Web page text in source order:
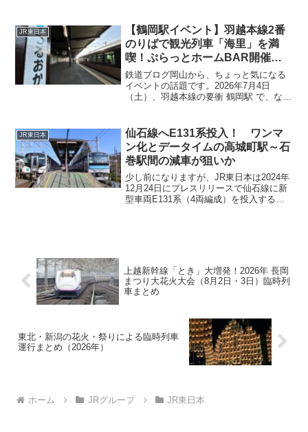
50％OFFで購入できるお得なきっぷで
す。物価高で旅行を控えていた方にとっ
ては、まさに朗報。今回は、鉄道ファン
目線・利用者目線の両方から、このきっ
ぷをじっくり見ていきます。
JR東日本
【鶴岡駅イベント】羽越本線2番
のりばで観光列車「海里」を満
喫！ぷらっとホームBAR開催
（2026年7月4日）
鉄道ブログ岡山から、ちょっと気になる
イベントの話題です。2026年7月4日
（土）、羽越本線の要衝 鶴岡駅 で、なん
舞台となるのは、観光列車HB-E300系
「海里」が...
JR東日本
仙石線へE131系投入！ ワンマ
ン化とデータイムの高城町駅～石
巻駅間の減車が狙いか
少し前になりますが、JR東日本は2024年
12月24日にプレスリリースで仙石線に新
型車両E131系（4両編成）を投入するこ
上越新幹線「とき」大増発！2026年 長岡
まつり大花火大会（8月2日・3日）臨時列
車まとめ
東北・新潟の花火・祭りによる臨時列車
運行まとめ（2026年）
ホーム JRグループ JR東日本